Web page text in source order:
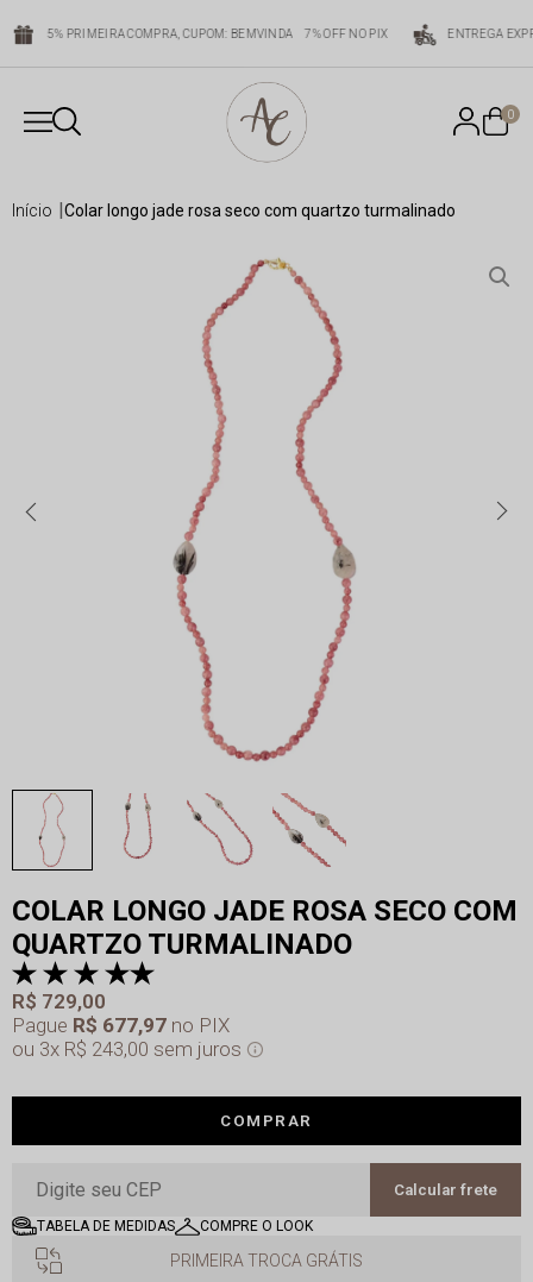
5% PRIMEIRA COMPRA, CUPOM: BEMVINDA 7% OFF NO PIX ENTREGA
0
início colar longo jade rosa seco com quartzo turmalinado
COLAR LONGO JADE ROSA SECO COM
QUARTZO TURMALINADO
Pague R$ 677,97no PIX
R$ 729,00
3x R$ 243,00 sem juros
COMPRAR
Calcular frete
TABELA DE MEDIDAS COMPRE O LOOK
PRIMEIRA TROCA GRÁTIS